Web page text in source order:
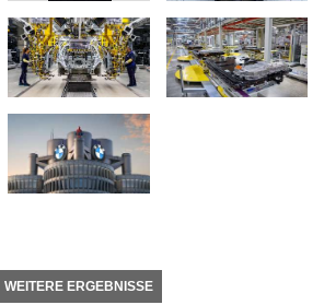
WEITERE ERGEBNISSE